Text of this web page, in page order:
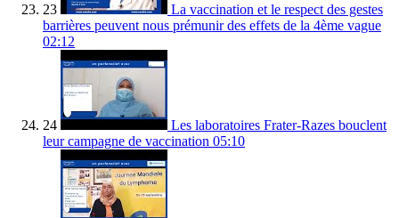
23
La vaccination et le respect des gestes
barrières peuvent nous prémunir des effets de la 4ème vague
02:12
24
Les laboratoires Frater-Razes bouclent
leur campagne de vaccination 05:10